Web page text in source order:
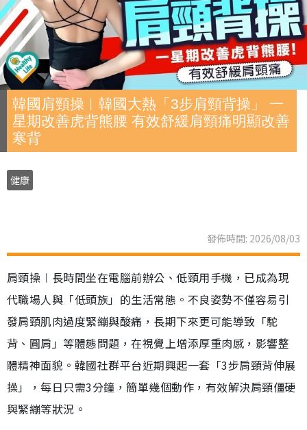
韓國肩頸操︱韓國大熱「3步肩頸背操」 一
星期改善虎背熊腰 有效舒緩肩頸痛明顯改善
寒背
健康
發佈時間: 2026/08/03
肩頸操︱長時間坐在電腦前辦公、低頸用手機，已成為現
代職場人與「低頭族」的生活常態。不良姿勢不僅容易引
發肩頸肌肉過度緊繃與酸痛，長期下來更可能導致「駝
背、圓肩」等體態問題，在視覺上增添厚重肉感，影響整
體精神面貌。韓國社群平台近期興起一套「3步肩頸背伸展
操」，每日只需3分鐘，簡單幾個動作，有效解決肩頸僵硬
與緊繃等狀況。